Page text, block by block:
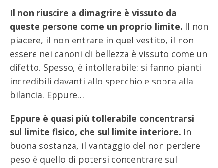
Il non riuscire a dimagrire è vissuto da
queste persone come un proprio limite. Il non
piacere, il non entrare in quel vestito, il non
essere nei canoni di bellezza è vissuto come un
difetto. Spesso, è intollerabile: si fanno pianti
incredibili davanti allo specchio e sopra alla
bilancia. Eppure…
Eppure è quasi più tollerabile concentrarsi
sul limite fisico, che sul limite interiore. In
buona sostanza, il vantaggio del non perdere
peso è quello di potersi concentrare sul